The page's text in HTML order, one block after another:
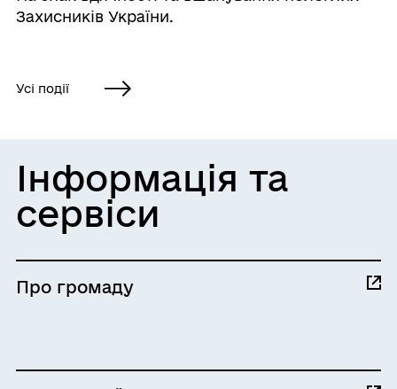
Захисників України.
Усі події
Інформація та
сервіси
Про громаду